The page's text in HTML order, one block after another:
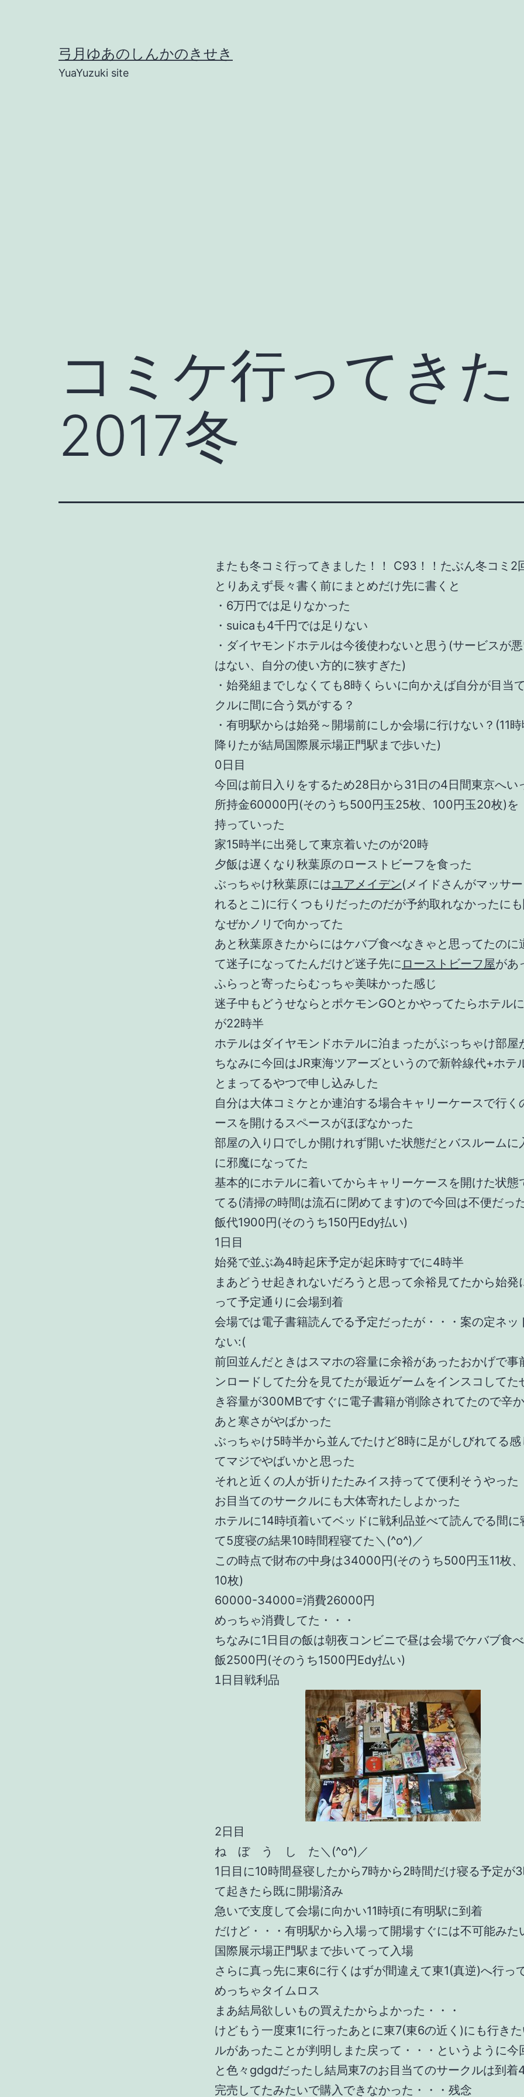
弓月ゆあのしんかのきせき
YuaYuzuki site
コミケ行ってき
2017冬
またも冬コミ行ってきました！！ C93！！たぶん冬コミ2
とりあえず長々書く前にまとめだけ先に書くと
・6万円では足りなかった
・suicaも4千円では足りない
・ダイヤモンドホテルは今後使わないと思う(サービスが
はない、自分の使い方的に狭すぎた)
・始発組までしなくても8時くらいに向かえば自分が目当
クルに間に合う気がする？
・有明駅からは始発～開場前にしか会場に行けない？(11
降りたが結局国際展示場正門駅まで歩いた)
0日目
今回は前日入りをするため28日から31日の4日間東京へい
所持金60000円(そのうち500円玉25枚、100円玉20枚)を
持っていった
家15時半に出発して東京着いたのが20時
夕飯は遅くなり秋葉原のローストビーフを食った
ぶっちゃけ秋葉原にはユアメイデン(メイドさんがマッサ
れるとこ)に行くつもりだったのだが予約取れなかったに
なぜかノリで向かってた
あと秋葉原きたからにはケバブ食べなきゃと思ってたのに
て迷子になってたんだけど迷子先に ローストビーフ屋があ
ふらっと寄ったらむっちゃ美味かった感じ
迷子中もどうせならとポケモンGOとかやってたらホテル
が22時半
ホテルはダイヤモンドホテルに泊まったがぶっちゃけ部屋
ちなみに今回はJR東海ツアーズというので新幹線代+ホテ
とまってるやつで申し込みした
自分は大体コミケとか連泊する場合キャリーケースで行く
ースを開けるスペースがほぼなかった
部屋の入り口でしか開けれず開いた状態だとバスルームに
に邪魔になってた
基本的にホテルに着いてからキャリーケースを開けた状態
てる(清掃の時間は流石に閉めてます)ので今回は不便だっ
飯代1900円(そのうち150円Edy払い)
1日目
始発で並ぶ為4時起床予定が起床時すでに4時半
まあどうせ起きれないだろうと思って余裕見てたから始発
って予定通りに会場到着
会場では電子書籍読んでる予定だったが・・・案の定ネッ
ない:(
前回並んだときはスマホの容量に余裕があったおかげで事
ンロードしてた分を見てたが最近ゲームをインスコしてた
き容量が300MBですぐに電子書籍が削除されてたので辛
あと寒さがやばかった
ぶっちゃけ5時半から並んでたけど8時に足がしびれてる
てマジでやばいかと思った
それと近くの人が折りたたみイス持ってて便利そうやった
お目当てのサークルにも大体寄れたしよかった
ホテルに14時頃着いてベッドに戦利品並べて読んでる間に
て5度寝の結果10時間程寝てた＼(^o^)／
この時点で財布の中身は34000円(そのうち500円玉11枚
10枚)
60000-34000=消費26000円
めっちゃ消費してた・・・
ちなみに1日目の飯は朝夜コンビニで昼は会場でケバブ食
飯2500円(そのうち1500円Edy払い)
1日目戦利品
2日目
ね ぼ う し た＼(^o^)／
1日目に10時間昼寝したから7時から2時間だけ寝る予定が
て起きたら既に開場済み
急いで支度して会場に向かい11時頃に有明駅に到着
だけど・・・有明駅から入場って開場すぐには不可能みた
国際展示場正門駅まで歩いてって入場
さらに真っ先に東6に行くはずが間違えて東1(真逆)へ行っ
めっちゃタイムロス
まあ結局欲しいもの買えたからよかった・・・
けどもう一度東1に行ったあとに東7(東6の近く)にも行き
ルがあったことが判明しまた戻って・・・というように今
と色々gdgdだったし結局東7のお目当てのサークルは到着
完売してたみたいで購入できなかった・・・残念